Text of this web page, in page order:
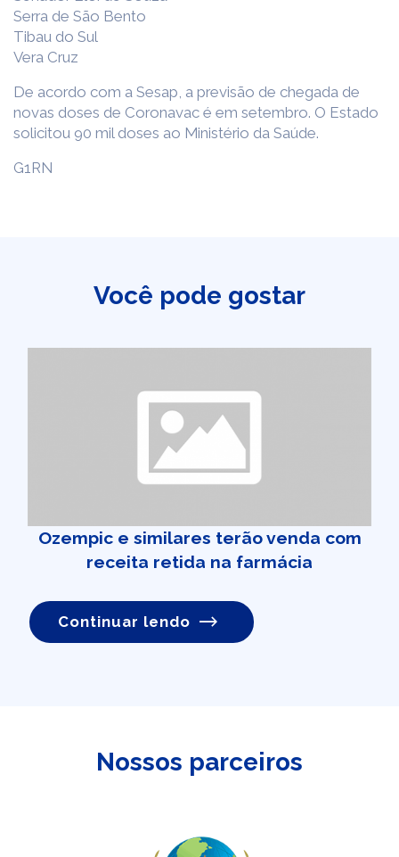
Serra de São Bento
Tibau do Sul
Vera Cruz
De acordo com a Sesap, a previsão de chegada de
novas doses de Coronavac é em setembro. O Estado
solicitou 90 mil doses ao Ministério da Saúde.
G1RN
Você pode gostar
Ozempic e similares terão venda com
receita retida na farmácia
Continuar lendo
Nossos parceiros